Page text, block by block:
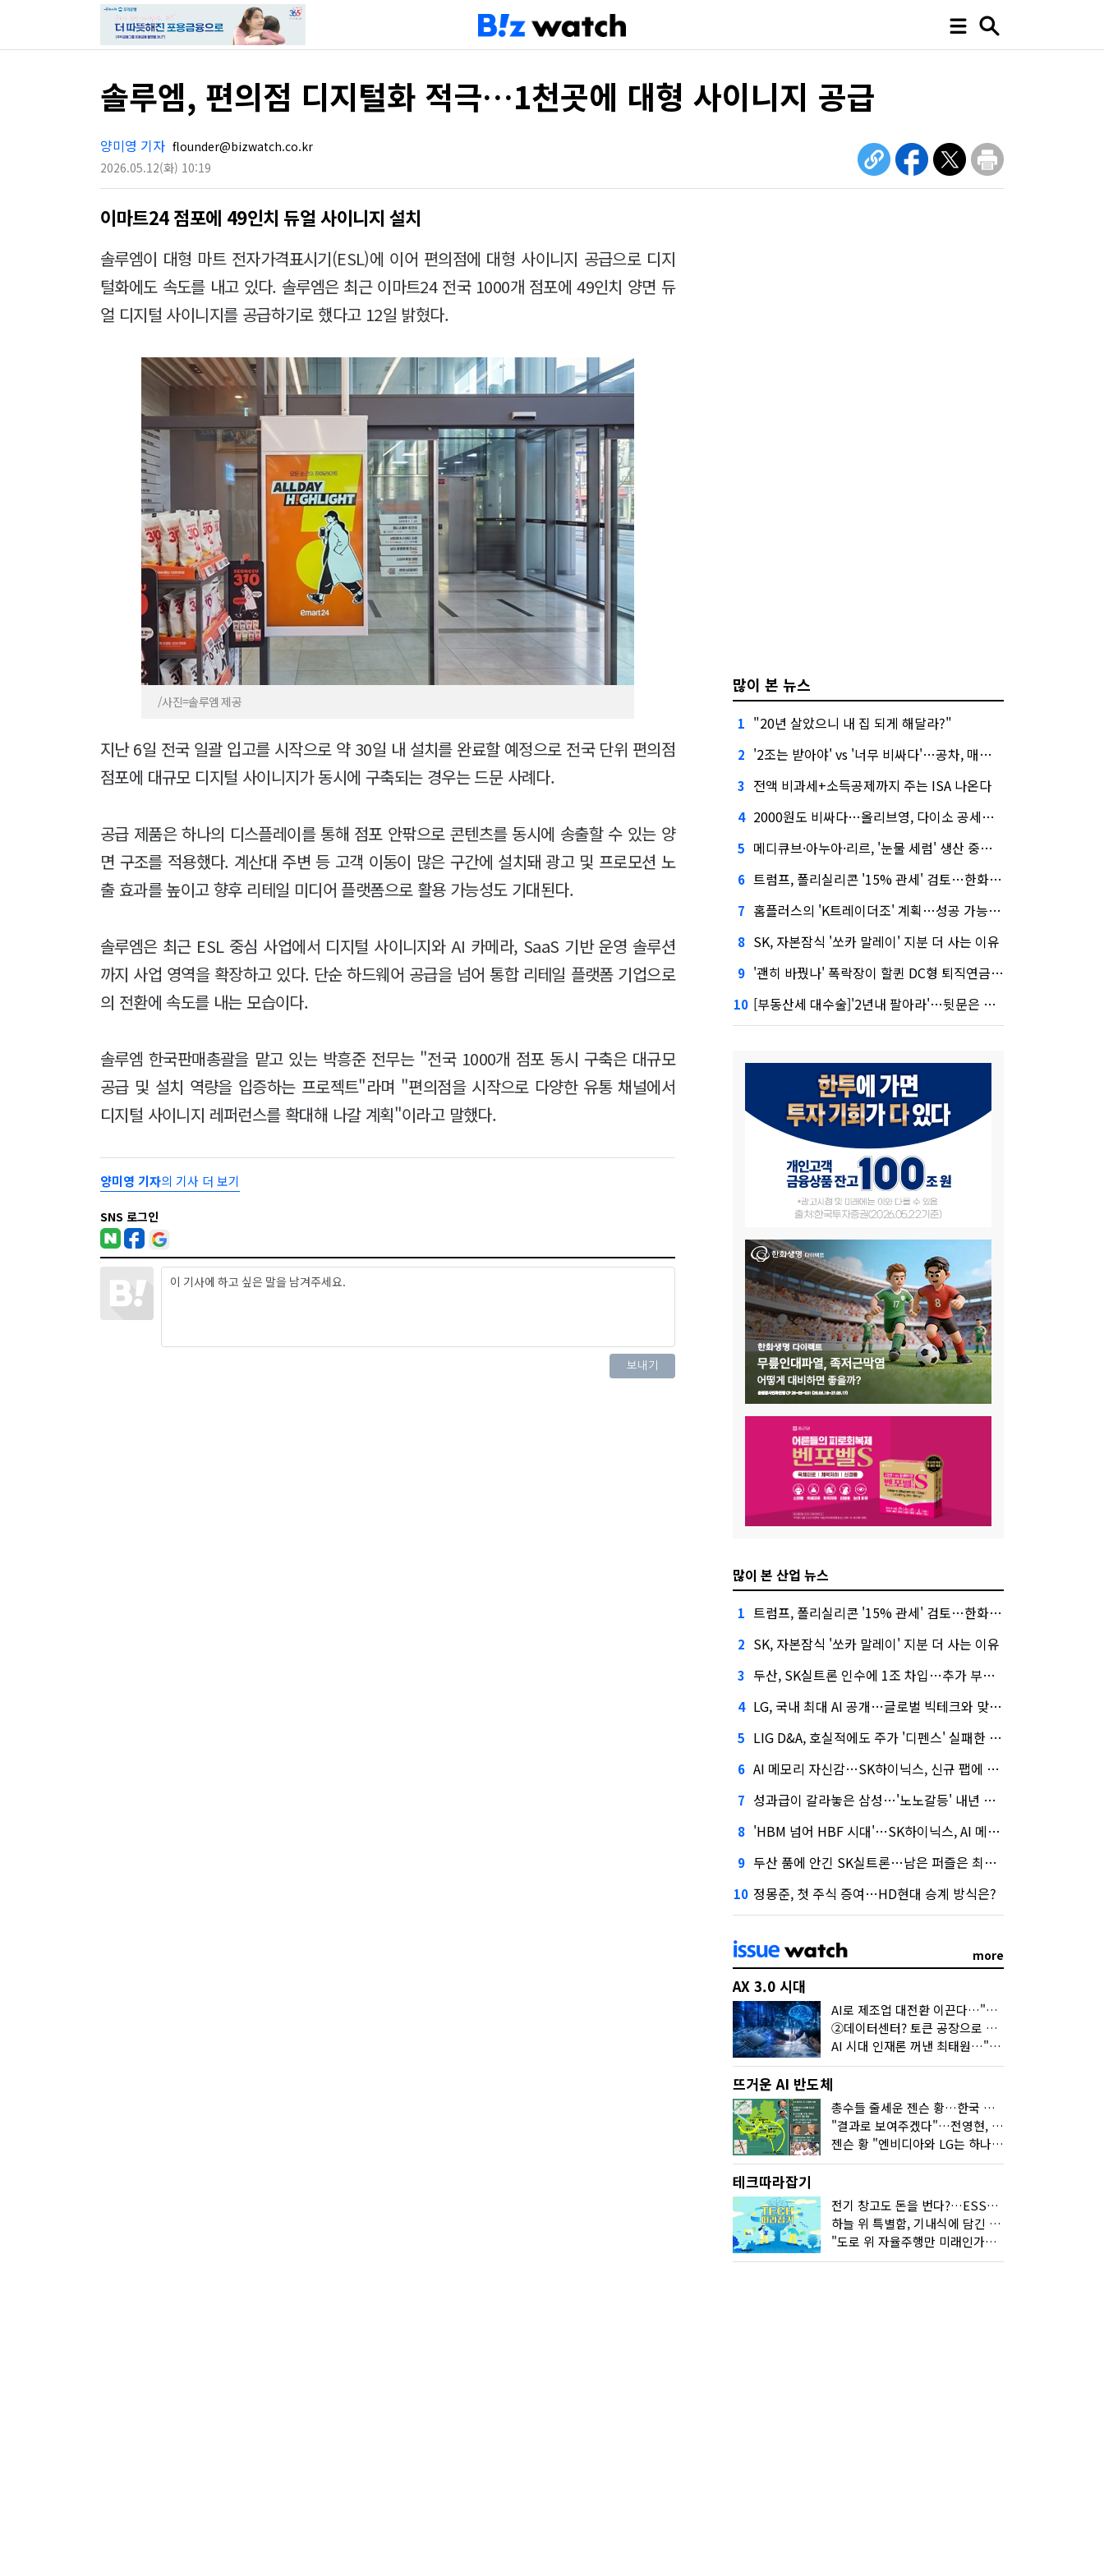
솔루엠, 편의점 디지털화 적극…1천곳에 대형 사이니지 공급
양미영 기자 flounder@bizwatch.co.kr
2026.05.12(화) 10:19
이마트24 점포에 49인치 듀얼 사이니지 설치
솔루엠이 대형 마트 전자가격표시기(ESL)에 이어 편의점에 대형 사이니지 공급으로 디지
털화에도 속도를 내고 있다. 솔루엠은 최근 이마트24 전국 1000개 점포에 49인치 양면 듀
얼 디지털 사이니지를 공급하기로 했다고 12일 밝혔다.
/사진=솔루엠 제공
지난 6일 전국 일괄 입고를 시작으로 약 30일 내 설치를 완료할 예정으로 전국 단위 편의점
점포에 대규모 디지털 사이니지가 동시에 구축되는 경우는 드문 사례다.
공급 제품은 하나의 디스플레이를 통해 점포 안팎으로 콘텐츠를 동시에 송출할 수 있는 양
면 구조를 적용했다. 계산대 주변 등 고객 이동이 많은 구간에 설치돼 광고 및 프로모션 노
출 효과를 높이고 향후 리테일 미디어 플랫폼으로 활용 가능성도 기대된다.
솔루엠은 최근 ESL 중심 사업에서 디지털 사이니지와 AI 카메라, SaaS 기반 운영 솔루션
까지 사업 영역을 확장하고 있다. 단순 하드웨어 공급을 넘어 통합 리테일 플랫폼 기업으로
의 전환에 속도를 내는 모습이다.
솔루엠 한국판매총괄을 맡고 있는 박흥준 전무는 "전국 1000개 점포 동시 구축은 대규모
공급 및 설치 역량을 입증하는 프로젝트"라며 "편의점을 시작으로 다양한 유통 채널에서
디지털 사이니지 레퍼런스를 확대해 나갈 계획"이라고 말했다.
양미영 기자의 기사 더 보기
SNS 로그인
많이 본 뉴스
1 "20년 살았으니 내 집 되게 해달라?"
2 '2조는 받아야' vs '너무 비싸다'…공차, 매각 성공할까
3 전액 비과세+소득공제까지 주는 ISA 나온다
4 2000원도 비싸다…올리브영, 다이소 공세에 '가성비'로 맞불
5 메디큐브·아누아·리르, '눈물 세럼' 생산 중단한다
6 트럼프, 폴리실리콘 '15% 관세' 검토…한화큐셀·OCI 영향은?
7 홈플러스의 'K트레이더조' 계획…성공 가능성은 '글쎄'
8 SK, 자본잠식 '쏘카 말레이' 지분 더 사는 이유
9 '괜히 바꿨나' 폭락장이 할퀸 DC형 퇴직연금…전문가 조언은
10 [부동산세 대수술]'2년내 팔아라'…뒷문은 열었다
많이 본 산업 뉴스
1 트럼프, 폴리실리콘 '15% 관세' 검토…한화큐셀·OCI 영향은?
2 SK, 자본잠식 '쏘카 말레이' 지분 더 사는 이유
3 두산, SK실트론 인수에 1조 차입…추가 부담은?
4 LG, 국내 최대 AI 공개…글로벌 빅테크와 맞붙는다
5 LIG D&A, 호실적에도 주가 '디펜스' 실패한 이유
6 AI 메모리 자신감…SK하이닉스, 신규 팹에 54조 투자
7 성과급이 갈라놓은 삼성…'노노갈등' 내년 교섭 판 흔들까
8 'HBM 넘어 HBF 시대'…SK하이닉스, AI 메모리 표준 선점 나섰다
9 두산 품에 안긴 SK실트론…남은 퍼즐은 최태원 지분 29.4%
10 정몽준, 첫 주식 증여…HD현대 승계 방식은?
more
AX 3.0 시대
AI로 제조업 대전환 이끈다…"2030년까지 민관합동 20조 투자"
②데이터센터? 토큰 공장으로 변신
AI 시대 인재론 꺼낸 최태원…"협업이 경쟁력"
뜨거운 AI 반도체
총수들 줄세운 젠슨 황…한국 산업계 새판 짰다
"결과로 보여주겠다"…전영현, 젠슨 황과 HBM5 논의
젠슨 황 "엔비디아와 LG는 하나의 거대한 팀"
테크따라잡기
전기 창고도 돈을 번다?…ESS의 '두뇌' EMO가 뭐길래
하늘 위 특별함, 기내식에 담긴 기술의 세계
"도로 위 자율주행만 미래인가요"…진흙탕서 길 내는 HD현대 AI 기술